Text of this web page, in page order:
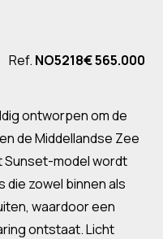
Ref. NO5218€ 565.000
ontworpen om de
de Middellandse Zee
Sunset-model wordt
zowel binnen als
waardoor een
ontstaat. Licht